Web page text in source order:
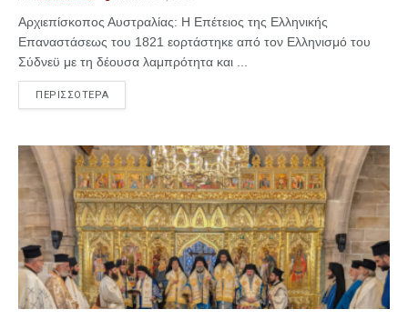
Αρχιεπίσκοπος Αυστραλίας: Η Επέτειος της Ελληνικής
Επαναστάσεως του 1821 εορτάστηκε από τον Ελληνισμό του
Σύδνεϋ με τη δέουσα λαμπρότητα και ...
ΠΕΡΙΣΣΟΤΕΡΑ